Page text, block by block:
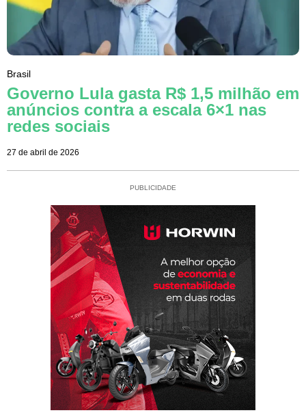
Brasil
Governo Lula gasta R$ 1,5 milhão em
anúncios contra a escala 6×1 nas
redes sociais
27 de abril de 2026
PUBLICIDADE